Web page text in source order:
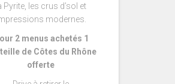
Pyrite, les crus d’sol et
modernes.
2 menus achetés 1
de Côtes du Rhône
offerte